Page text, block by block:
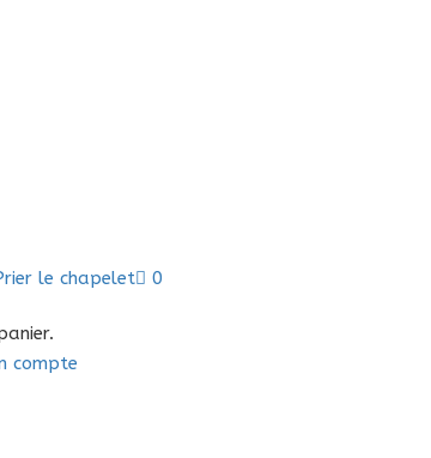
le chapelet
0
compte